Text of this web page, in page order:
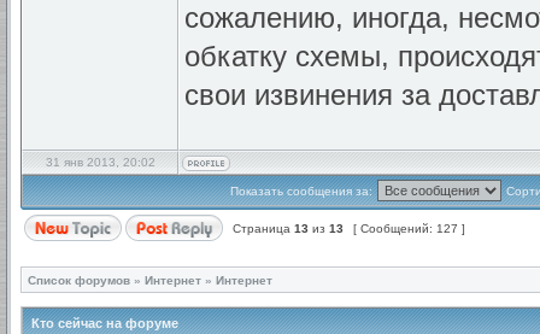
сожалению, иногда,
обкатку схемы,
свои извинения за
31 янв 2013, 20:02
Показать сообщения за:
Страница 13 из 13 [ Сообщений: 127 ]
Список форумов » Интернет » Интернет
Кто сейчас на форуме